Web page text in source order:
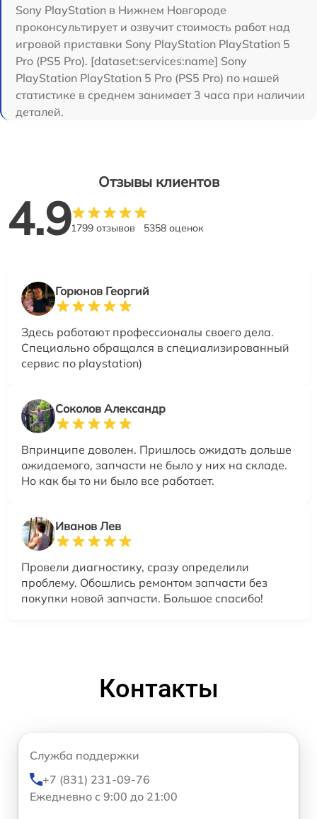
Sony PlayStation в Нижнем Новгороде
проконсультирует и озвучит стоимость работ над
игровой приставки Sony PlayStation PlayStation 5
Pro (PS5 Pro). [dataset:services:name] Sony
PlayStation PlayStation 5 Pro (PS5 Pro) по нашей
статистике в среднем занимает 3 часа при наличии
деталей.
Отзывы клиентов
4.91799 отзывов 5358 оценок
Горюнов Георгий
Здесь работают профессионалы своего дела.
Специально обращался в специализированный
сервис по playstation)
Соколов Александр
Впринципе доволен. Пришлось ожидать дольше
ожидаемого, запчасти не было у них на складе.
Но как бы то ни было все работает.
Иванов Лев
Провели диагностику, сразу определили
проблему. Обошлись ремонтом запчасти без
покупки новой запчасти. Большое спасибо!
Контакты
Служба поддержки
+7 (831) 231-09-76
Ежедневно с 9:00 до 21:00